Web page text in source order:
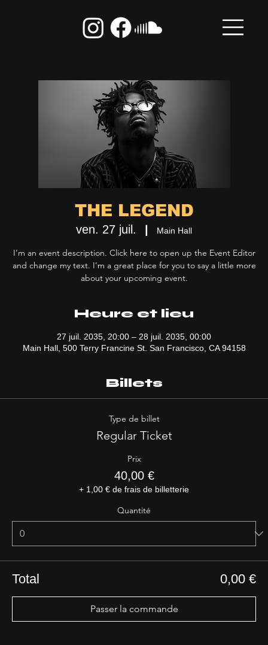
THE LEGEND
ven. 27 juil.
  |
Main Hall
I’m an event description. Click here to open up the Event Editor
and change my text. I’m a great place for you to say a little more
Heure et lieu
27 juil. 2035, 20:00 – 28 juil. 2035, 00:00
Main Hall, 500 Terry Francine St. San Francisco, CA 94158
Billets
Type de billet
Regular Ticket
Prix
40,00 €
+ 1,00 € de frais de billetterie
Quantité
Total 0,00 €
Passer la commande